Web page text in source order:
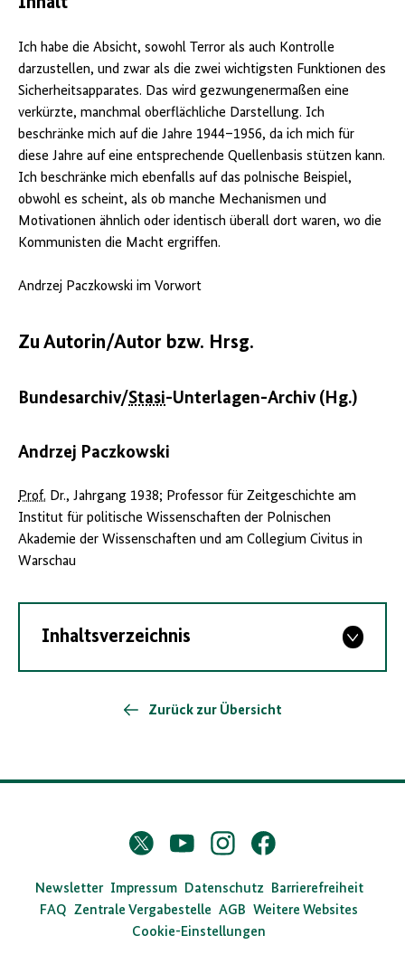
Ich habe die Absicht, sowohl Terror als auch Kontrolle
darzustellen, und zwar als die zwei wichtigsten Funktionen des
Sicherheitsapparates. Das wird gezwungenermaßen eine
verkürzte, manchmal oberflächliche Darstellung. Ich
beschränke mich auf die Jahre 1944–1956, da ich mich für
diese Jahre auf eine entsprechende Quellenbasis stützen kann.
Ich beschränke mich ebenfalls auf das polnische Beispiel,
obwohl es scheint, als ob manche Mechanismen und
Motivationen ähnlich oder identisch überall dort waren, wo die
Kommunisten die Macht ergriffen.
Andrzej Paczkowski im Vorwort
Zu Autorin/Autor bzw. Hrsg.
Bundesarchiv/Stasi-Unterlagen-Archiv (Hg.)
Andrzej Paczkowski
Prof. Dr., Jahrgang 1938; Professor für Zeitgeschichte am
Institut für politische Wissenschaften der Polnischen
Akademie der Wissenschaften und am Collegium Civitus in
Warschau
Inhaltsverzeichnis
Zurück zur Übersicht
D
s
B
Twitter
X
YouTubeInstagramFacebook
Newsletter Impressum Datenschutz
Barrierefreiheit
FAQ Zentrale Vergabestelle AGB Weitere Websites
Cookie-Einstellungen